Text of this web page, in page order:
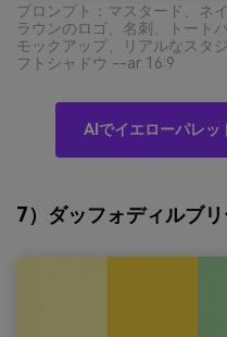
プロンプト：マスタード、ネ
ラウンのロゴ、名刺、トート
モックアップ、リアルなスタ
フトシャドウ --ar 16:9
AIでイエローパレッ
7）ダッフォディルブ